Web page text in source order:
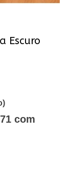
Escuro
com